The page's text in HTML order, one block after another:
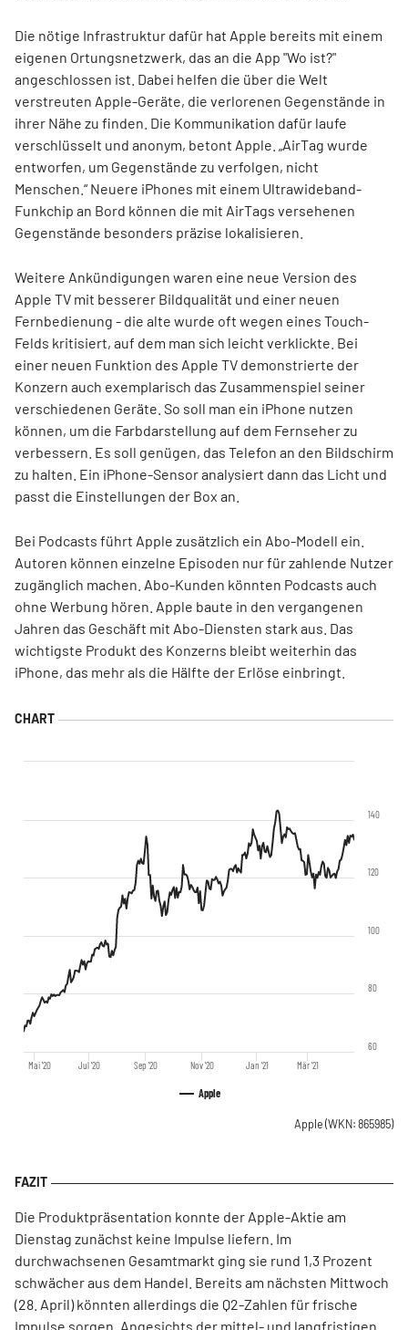
Die nötige Infrastruktur dafür hat Apple bereits mit einem
eigenen Ortungsnetzwerk, das an die App "Wo ist?"
angeschlossen ist. Dabei helfen die über die Welt
verstreuten Apple-Geräte, die verlorenen Gegenstände in
ihrer Nähe zu finden. Die Kommunikation dafür laufe
verschlüsselt und anonym, betont Apple. „AirTag wurde
entworfen, um Gegenstände zu verfolgen, nicht
Menschen.“ Neuere iPhones mit einem Ultrawideband-
Funkchip an Bord können die mit AirTags versehenen
Gegenstände besonders präzise lokalisieren.
Weitere Ankündigungen waren eine neue Version des
Apple TV mit besserer Bildqualität und einer neuen
Fernbedienung - die alte wurde oft wegen eines Touch-
Felds kritisiert, auf dem man sich leicht verklickte. Bei
einer neuen Funktion des Apple TV demonstrierte der
Konzern auch exemplarisch das Zusammenspiel seiner
verschiedenen Geräte. So soll man ein iPhone nutzen
können, um die Farbdarstellung auf dem Fernseher zu
verbessern. Es soll genügen, das Telefon an den Bildschirm
zu halten. Ein iPhone-Sensor analysiert dann das Licht und
passt die Einstellungen der Box an.
Bei Podcasts führt Apple zusätzlich ein Abo-Modell ein.
Autoren können einzelne Episoden nur für zahlende Nutzer
zugänglich machen. Abo-Kunden könnten Podcasts auch
ohne Werbung hören. Apple baute in den vergangenen
Jahren das Geschäft mit Abo-Diensten stark aus. Das
wichtigste Produkt des Konzerns bleibt weiterhin das
iPhone, das mehr als die Hälfte der Erlöse einbringt.
Apple
Mai '20 Jul '20 Sep '20 Nov '20 Jan '21 Mär '21
60
80
100
120
140
Apple (WKN: 865985)
Die Produktpräsentation konnte der Apple-Aktie am
Dienstag zunächst keine Impulse liefern. Im
durchwachsenen Gesamtmarkt ging sie rund 1,3 Prozent
schwächer aus dem Handel. Bereits am nächsten Mittwoch
(28. April) könnten allerdings die Q2-Zahlen für frische
Impulse sorgen. Angesichts der mittel- und langfristigen